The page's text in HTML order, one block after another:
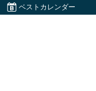
ベストカレンダー